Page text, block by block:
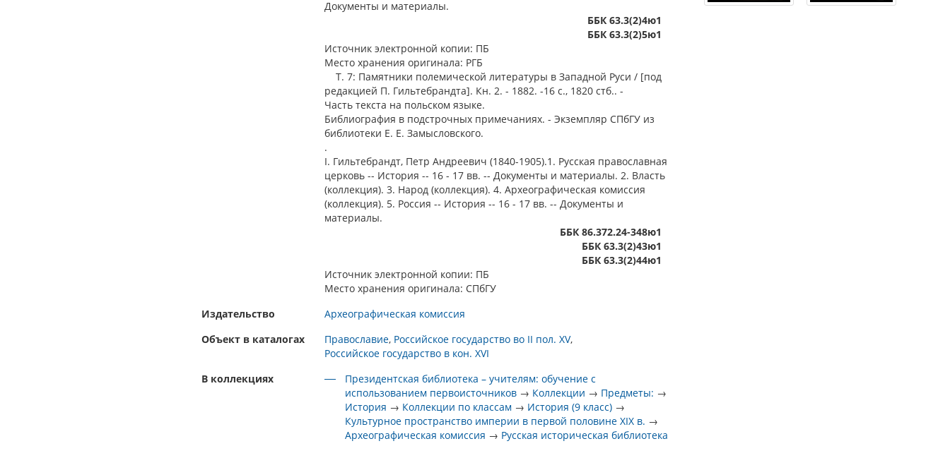
Документы и материалы.
ББК 63.3(2)4ю1
ББК 63.3(2)5ю1
Источник электронной копии: ПБ
Место хранения оригинала: РГБ
Т. 7: Памятники полемической литературы в Западной Руси / [под
редакцией П. Гильтебрандта]. Кн. 2. - 1882. -16 с., 1820 стб.. -
Часть текста на польском языке.
Библиография в подстрочных примечаниях. - Экземпляр СПбГУ из
библиотеки Е. Е. Замысловского.
.
I. Гильтебрандт, Петр Андреевич (1840-1905).1. Русская православная
церковь -- История -- 16 - 17 вв. -- Документы и материалы. 2. Власть
(коллекция). 3. Народ (коллекция). 4. Археографическая комиссия
(коллекция). 5. Россия -- История -- 16 - 17 вв. -- Документы и
материалы.
ББК 86.372.24-348ю1
ББК 63.3(2)43ю1
ББК 63.3(2)44ю1
Источник электронной копии: ПБ
Место хранения оригинала: СПбГУ
Издательство
Археографическая комиссия
Объект в каталогах
Православие Российское государство во II пол. XV
Российское государство в кон. XVI
В коллекциях
Президентская библиотека – учителям: обучение с
использованием первоисточников → Коллекции → Предметы: →
История → Коллекции по классам → История (9 класс) →
Культурное пространство империи в первой половине XIX в. →
Археографическая комиссия → Русская историческая библиотека